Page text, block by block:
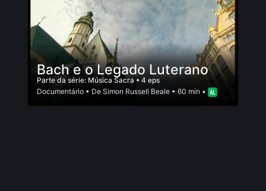
Bach e o Legado Luterano
Parte da série: Música Sacra • 4 eps
Documentário • De Simon Russell Beale • 60 min •